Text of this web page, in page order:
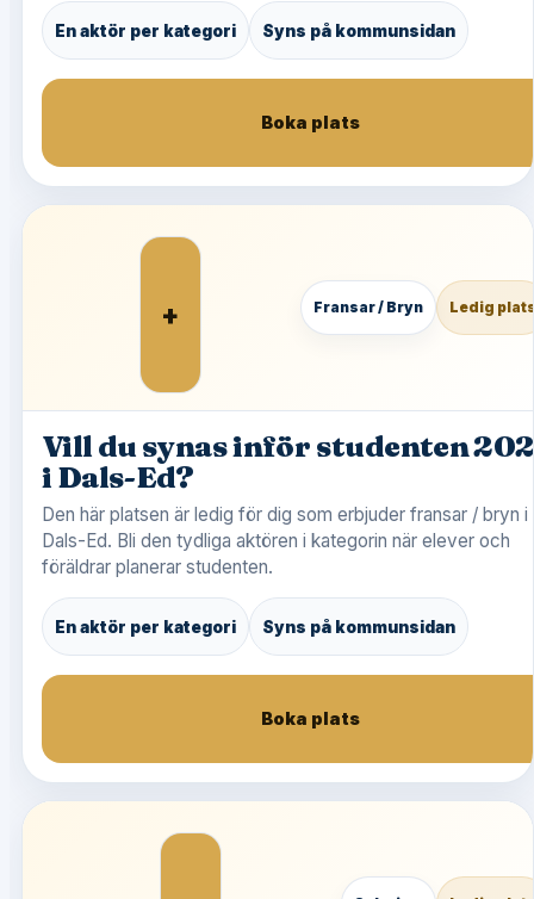
En aktör per kategori Syns på kommunsidan
Boka plats
+ Fransar / Bryn Ledig
Vill du synas inför studenten
i Dals-Ed?
Den här platsen är ledig för dig som erbjuder fransar / bryn i
Dals-Ed. Bli den tydliga aktören i kategorin när elever och
föräldrar planerar studenten.
En aktör per kategori Syns på kommunsidan
Boka plats